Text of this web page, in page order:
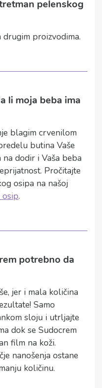
pelenskog
proizvodima.
li moja beba ima
blagim crvenilom
butina Vaše
na dodir i Vaša beba
Pročitajte
osipa na našoj
osip.
potrebno da
jer i mala količina
Samo
sloju i utrljajte
dok se Sudocrem
film na koži.
nanošenja ostane
količinu.